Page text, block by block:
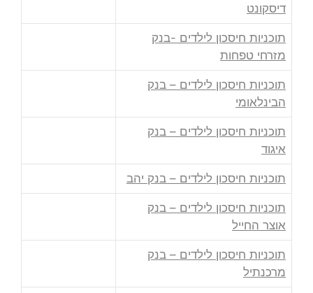
דיסקונט
תוכניות חיסכון לילדים -בנק
מזרחי טפחות
תוכניות חיסכון לילדים – בנק
הבינלאומי
תוכניות חיסכון לילדים – בנק
איגוד
תוכניות חיסכון לילדים – בנק יהב
תוכניות חיסכון לילדים – בנק
אוצר החייל
תוכניות חיסכון לילדים – בנק
מרכנתיל